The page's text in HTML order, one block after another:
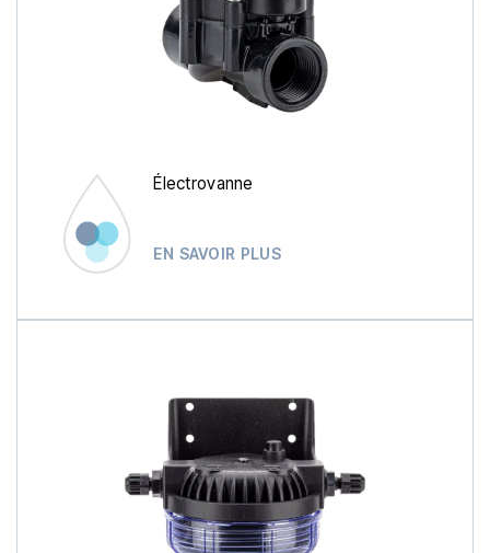
Électrovanne
EN SAVOIR PLUS